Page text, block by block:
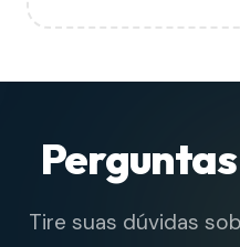
Perguntas
Tire suas dúvidas